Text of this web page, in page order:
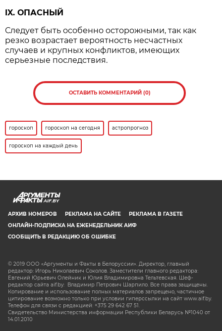
IX. ОПАСНЫЙ
Следует быть особенно осторожными, так как
резко возрастает вероятность несчастных
случаев и крупных конфликтов, имеющих
серьезные последствия.
ОСТАВИТЬ КОММЕНТАРИЙ (0)
гороскоп гороскоп на сегодня астропрогноз
гороскоп на каждый день
AIF.BY
АРХИВ НОМЕРОВ РЕКЛАМА НА САЙТЕ
РЕКЛАМА В ГАЗЕТЕ
ОНЛАЙН-ПОДПИСКА НА ЕЖЕНЕДЕЛЬНИК АИФ
СООБЩИТЬ В РЕДАКЦИЮ ОБ ОШИБКЕ
© 2019 ООО «Аргументы и Факты в Белоруссии». Директор, главный
редактор: Игорь Николаевич Соколов. Заместители главного редактора:
Евгений Юрьевич Олейник и Юлия Владимировна Тельтевская. Шеф-
редактор сайта aif.by: Владимир Петрович Шарпило. Все права защищены.
Копирование и использование полных материалов запрещено, частичное
цитирование возможно только при условии гиперссылки на сайт www.aif.by.
Телефон для связи с редакцией: +375 29 642 67 51.
Свидетельство Министерства информации Республики Беларусь №1040 от
14.01.2010